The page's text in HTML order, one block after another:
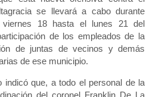
se llevará a cabo durante
18 hasta el lunes 21 del
de los empleados de la
de juntas de vecinos y demás
de ese municipio.
que, a todo el personal de la
del coronel Franklin De La